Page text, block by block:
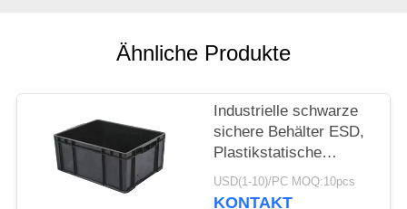
NACHRICHTEN
Ähnliche Produkte
Industrielle schwarze
sichere Behälter ESD,
Plastikstatische
AntiMagazine
USD(1-10)/PC MOQ:10pcs
KONTAKT